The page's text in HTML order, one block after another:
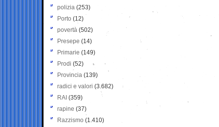
polizia (253)
Porto (12)
povertà (502)
Presepe (14)
Primarie (149)
Prodi (52)
Provincia (139)
radici e valori (3.682)
RAI (359)
rapine (37)
Razzismo (1.410)